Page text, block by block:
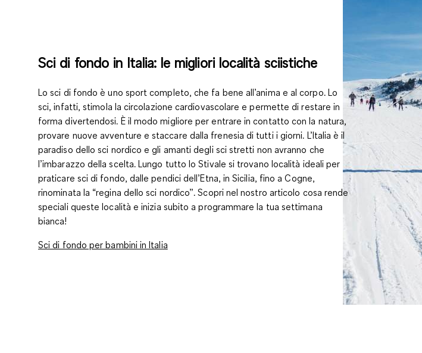
Sci di fondo in Italia: le migliori località sciistiche
Lo sci di fondo è uno sport completo, che fa bene all’anima e al corpo. Lo
sci, infatti, stimola la circolazione cardiovascolare e permette di restare in
forma divertendosi. È il modo migliore per entrare in contatto con la natura,
provare nuove avventure e staccare dalla frenesia di tutti i giorni. L’Italia è il
paradiso dello sci nordico e gli amanti degli sci stretti non avranno che
l’imbarazzo della scelta. Lungo tutto lo Stivale si trovano località ideali per
praticare sci di fondo, dalle pendici dell’Etna, in Sicilia, fino a Cogne,
rinominata la “regina dello sci nordico”. Scopri nel nostro articolo cosa rende
speciali queste località e inizia subito a programmare la tua settimana
bianca!
Sci di fondo per bambini in Italia